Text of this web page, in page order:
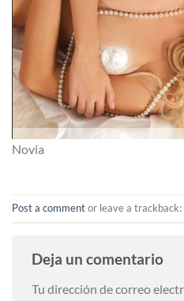
Novia
Post a commentor leave a trackback:
Deja un comentario
Tu dirección de correo